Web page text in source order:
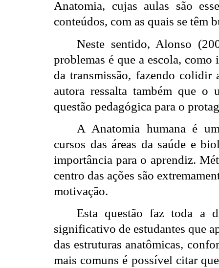
Anatomia, cujas aulas são
conteúdos, com as quais se têm
Neste sentido, Alonso
problemas é que a escola,
da transmissão, fazendo colidir
autora ressalta também que
questão pedagógica para o
A Anatomia humana é
cursos das áreas da saúde e
importância para o aprendiz.
centro das ações são
motivação.
Esta questão faz toda a
significativo de estudantes que
das estruturas anatômicas,
mais comuns é possível citar